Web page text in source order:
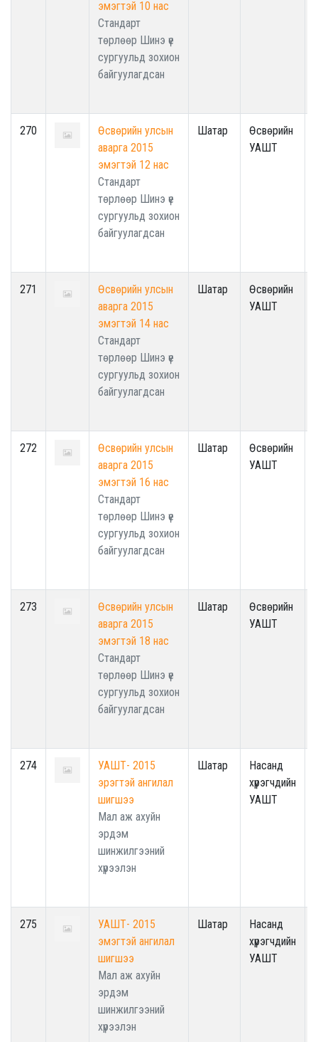
эмэгтэй 10 нас
Стандарт
төрлөөр Шинэ үе
сургуульд зохион
байгуулагдсан
270
Өсвөрийн улсын
аварга 2015
эмэгтэй 12 нас
Стандарт
төрлөөр Шинэ үе
сургуульд зохион
байгуулагдсан
Шатар
Өсвөрийн
УАШТ
271
Өсвөрийн улсын
аварга 2015
эмэгтэй 14 нас
Стандарт
төрлөөр Шинэ үе
сургуульд зохион
байгуулагдсан
Шатар
Өсвөрийн
УАШТ
272
Өсвөрийн улсын
аварга 2015
эмэгтэй 16 нас
Стандарт
төрлөөр Шинэ үе
сургуульд зохион
байгуулагдсан
Шатар
Өсвөрийн
УАШТ
273
Өсвөрийн улсын
аварга 2015
эмэгтэй 18 нас
Стандарт
төрлөөр Шинэ үе
сургуульд зохион
байгуулагдсан
Шатар
Өсвөрийн
УАШТ
274
УАШТ- 2015
эрэгтэй ангилал
шигшээ
Мал аж ахуйн
эрдэм
шинжилгээний
хүрээлэн
Шатар
Насанд
хүрэгчдийн
УАШТ
275
УАШТ- 2015
эмэгтэй ангилал
шигшээ
Мал аж ахуйн
эрдэм
шинжилгээний
хүрээлэн
Шатар
Насанд
хүрэгчдийн
УАШТ